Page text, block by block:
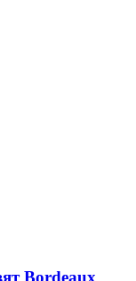
Bordeaux